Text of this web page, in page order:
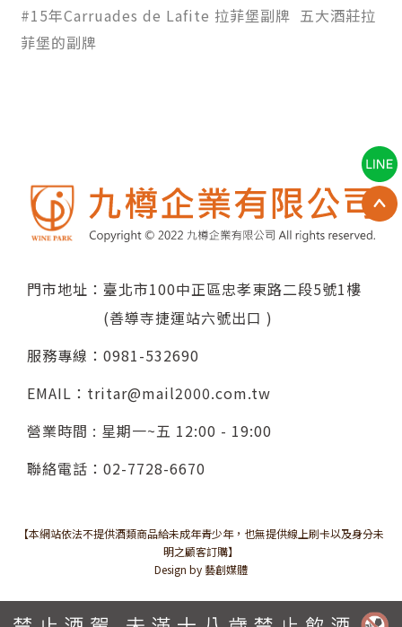
#15年Carruades de Lafite 拉菲堡副牌 五大酒莊拉
菲堡的副牌
門市地址：臺北市100中正區忠孝東路二段5號1樓
(善導寺捷運站六號出口 )
服務專線： 0981-532690
EMAIL： tritar@mail2000.com.tw
營業時間 : 星期一~五 12:00 - 19:00
聯絡電話： 02-7728-6670
【本網站依法不提供酒類商品給未成年青少年，也無提供線上刷卡以及身分未
明之顧客訂購】
Design by 藝創媒體